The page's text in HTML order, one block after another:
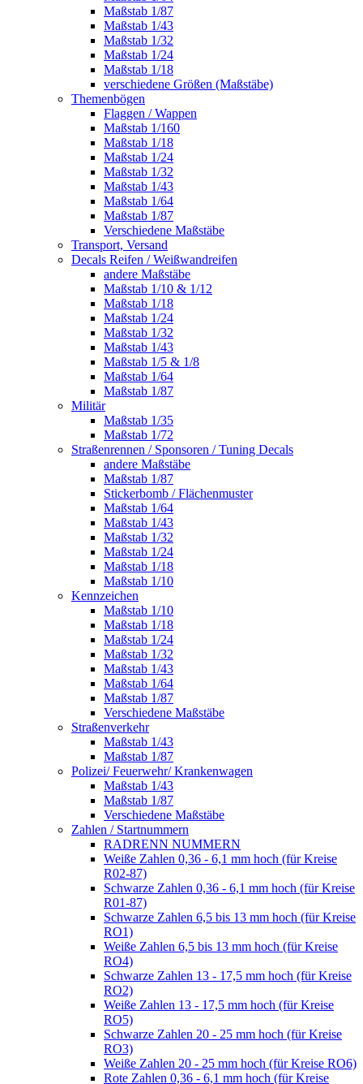
Maßstab 1/87
Maßstab 1/43
Maßstab 1/32
Maßstab 1/24
Maßstab 1/18
verschiedene Größen (Maßstäbe)
Themenbögen
Flaggen / Wappen
Maßstab 1/160
Maßstab 1/18
Maßstab 1/24
Maßstab 1/32
Maßstab 1/43
Maßstab 1/64
Maßstab 1/87
Verschiedene Maßstäbe
Transport, Versand
Decals Reifen / Weißwandreifen
andere Maßstäbe
Maßstab 1/10 & 1/12
Maßstab 1/18
Maßstab 1/24
Maßstab 1/32
Maßstab 1/43
Maßstab 1/5 & 1/8
Maßstab 1/64
Maßstab 1/87
Militär
Maßstab 1/35
Maßstab 1/72
Straßenrennen / Sponsoren / Tuning Decals
andere Maßstäbe
Maßstab 1/87
Stickerbomb / Flächenmuster
Maßstab 1/64
Maßstab 1/43
Maßstab 1/32
Maßstab 1/24
Maßstab 1/18
Maßstab 1/10
Kennzeichen
Maßstab 1/10
Maßstab 1/18
Maßstab 1/24
Maßstab 1/32
Maßstab 1/43
Maßstab 1/64
Maßstab 1/87
Verschiedene Maßstäbe
Straßenverkehr
Maßstab 1/43
Maßstab 1/87
Polizei/ Feuerwehr/ Krankenwagen
Maßstab 1/43
Maßstab 1/87
Verschiedene Maßstäbe
Zahlen / Startnummern
RADRENN NUMMERN
Weiße Zahlen 0,36 - 6,1 mm hoch (für Kreise
R02-87)
Schwarze Zahlen 0,36 - 6,1 mm hoch (für Kreise
R01-87)
Schwarze Zahlen 6,5 bis 13 mm hoch (für Kreise
RO1)
Weiße Zahlen 6,5 bis 13 mm hoch (für Kreise
RO4)
Schwarze Zahlen 13 - 17,5 mm hoch (für Kreise
RO2)
Weiße Zahlen 13 - 17,5 mm hoch (für Kreise
RO5)
Schwarze Zahlen 20 - 25 mm hoch (für Kreise
RO3)
Weiße Zahlen 20 - 25 mm hoch (für Kreise RO6)
Rote Zahlen 0,36 - 6,1 mm hoch (für Kreise